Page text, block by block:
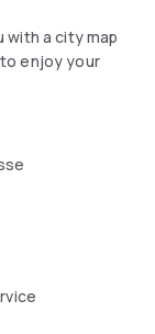
with a city map
enjoy your